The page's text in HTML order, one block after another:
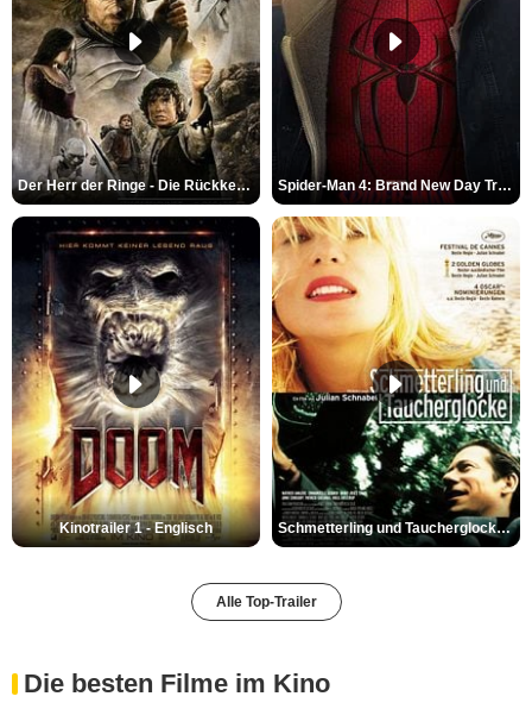
Der Herr der Ringe - Die Rückkehr des Königs Trailer OV Spider-Man 4: Brand New Day Trailer (3) DF
Kinotrailer 1 - Englisch Schmetterling und Taucherglocke Trailer DF
Alle Top-Trailer
Die besten Filme im Kino